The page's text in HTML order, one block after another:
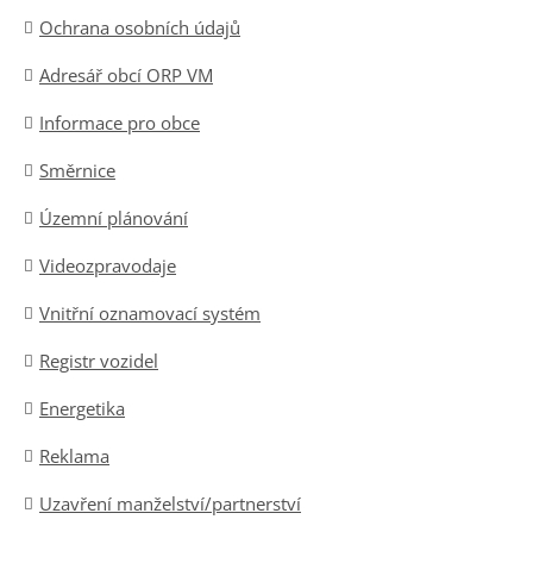
Ochrana osobních údajů
Adresář obcí ORP VM
Informace pro obce
Směrnice
Územní plánování
Videozpravodaje
Vnitřní oznamovací systém
Registr vozidel
Energetika
Reklama
Uzavření manželství/partnerství